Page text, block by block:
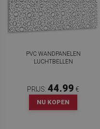
PVC WANDPANELEN
LUCHTBELLEN
PRIJS: 44.99 €
NU KOPEN